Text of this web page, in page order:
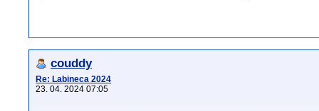
couddy
Re: Labineca 2024
23. 04. 2024 07:05